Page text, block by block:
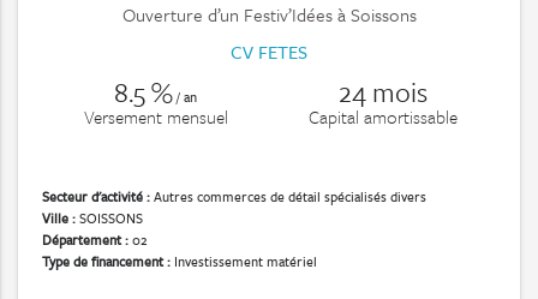
Ouverture d’un Festiv’Idées à Soissons
CV FETES
8.5 %/ an
Versement mensuel
24 mois
Capital amortissable
Secteur d'activité :Autres commerces de détail spécialisés divers
Ville :SOISSONS
Département :02
Type de financement : Investissement matériel